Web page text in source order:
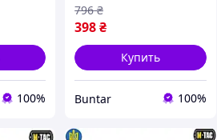
100%
398₴
796 ₴
Купить
Buntar 100%